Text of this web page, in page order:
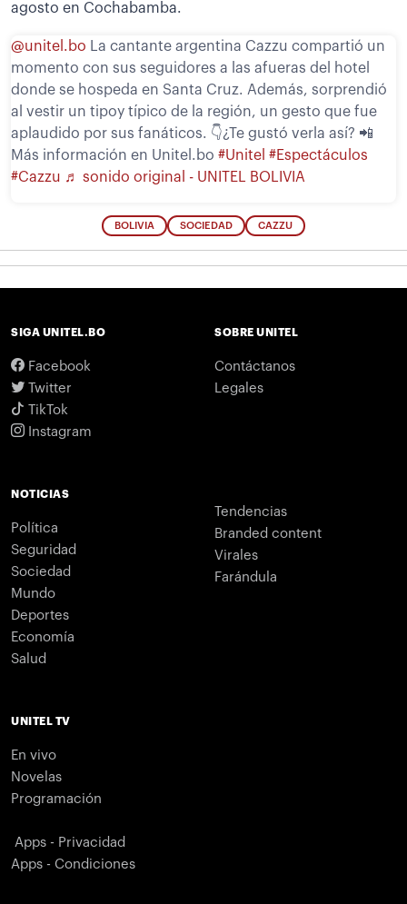
agosto en Cochabamba.
@unitel.bo La cantante argentina Cazzu compartió un
momento con sus seguidores a las afueras del hotel
donde se hospeda en Santa Cruz. Además, sorprendió
al vestir un tipoy típico de la región, un gesto que fue
aplaudido por sus fanáticos. 👇¿Te gustó verla así? 📲
Más información en Unitel.bo #Unitel #Espectáculos
#Cazzu ♬ sonido original - UNITEL BOLIVIA
BOLIVIA SOCIEDAD CAZZU
SIGA UNITEL.BO
Facebook
Twitter
TikTok
Instagram
SOBRE UNITEL
Contáctanos
Legales
NOTICIAS
Política
Seguridad
Sociedad
Mundo
Deportes
Economía
Salud
Tendencias
Branded content
Virales
Farándula
UNITEL TV
En vivo
Novelas
Programación
Apps - Privacidad
Apps - Condiciones